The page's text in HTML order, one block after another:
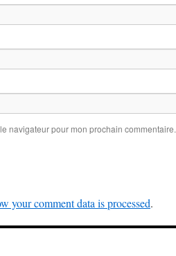
navigateur pour mon prochain commentaire.
your comment data is processed.